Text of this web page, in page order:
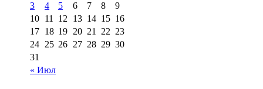
« Июл
3
4 5 6 7 8
9
10 11 12 13 14 15 16
17 18 19 20 21 22 23
24 25 26 27 28 29 30
31